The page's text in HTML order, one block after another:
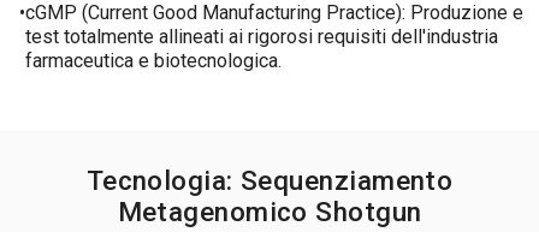
cGMP (Current Good Manufacturing Practice): Produzione e
test totalmente allineati ai rigorosi requisiti dell'industria
farmaceutica e biotecnologica.
Tecnologia: Sequenziamento
Metagenomico Shotgun